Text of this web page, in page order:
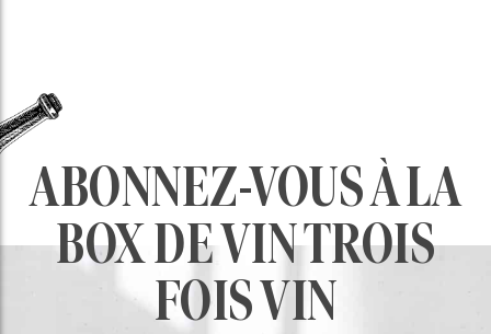
ABONNEZ-VOUS À LA
BOX DE VIN TROIS
FOIS VIN